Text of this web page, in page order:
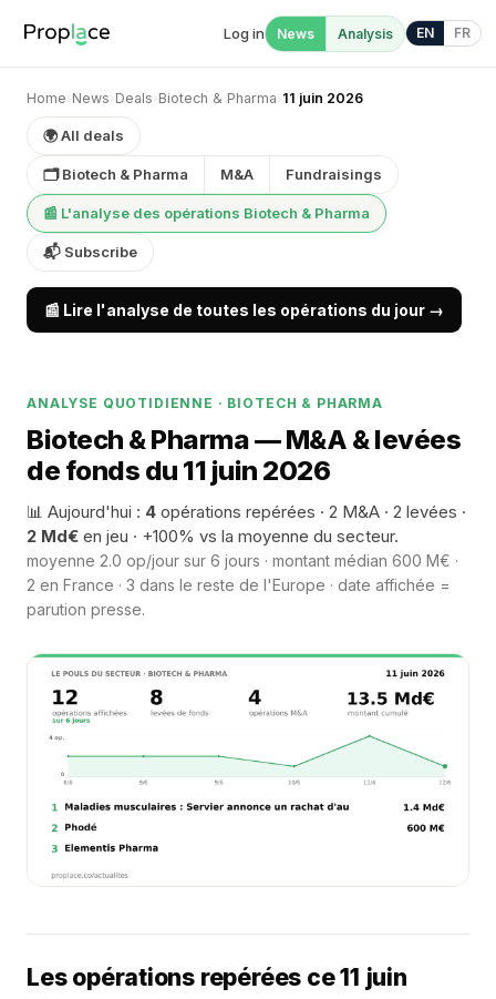
Log in News Analysis EN FR
Home› News› Deals› Biotech & Pharma› 11 juin 2026
🌍 All deals
🗂 Biotech & Pharma M&A Fundraisings
📰 L'analyse des opérations Biotech & Pharma
📬 Subscribe
📰 Lire l'analyse de toutes les opérations du jour →
ANALYSE QUOTIDIENNE · BIOTECH & PHARMA
Biotech & Pharma — M&A & levées
de fonds du 11 juin 2026
📊 Aujourd'hui : 4 opérations repérées · 2 M&A · 2 levées ·
2 Md€ en jeu · +100% vs la moyenne du secteur.
moyenne 2.0 op/jour sur 6 jours · montant médian 600 M€ ·
2 en France · 3 dans le reste de l'Europe · date affichée =
parution presse.
Les opérations repérées ce 11 juin